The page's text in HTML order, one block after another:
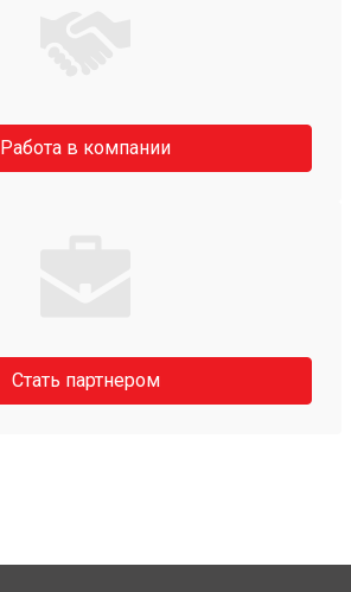
Работа в компании
Стать партнером